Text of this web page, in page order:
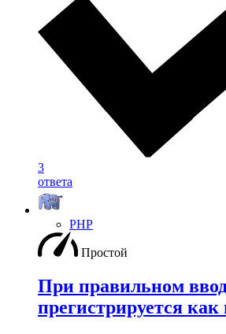
3
ответа
PHP
Простой
При правильном
прегистрируется